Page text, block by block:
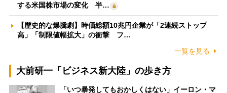
する米国株市場の変化 半…
【歴史的な爆騰劇】時価総額10兆円企業が「2連続ストップ
高」「制限値幅拡大」の衝撃 フ…
一覧を見る
大前研一「ビジネス新大陸」の歩き方
「いつ暴発してもおかしくはない」イーロン・マ